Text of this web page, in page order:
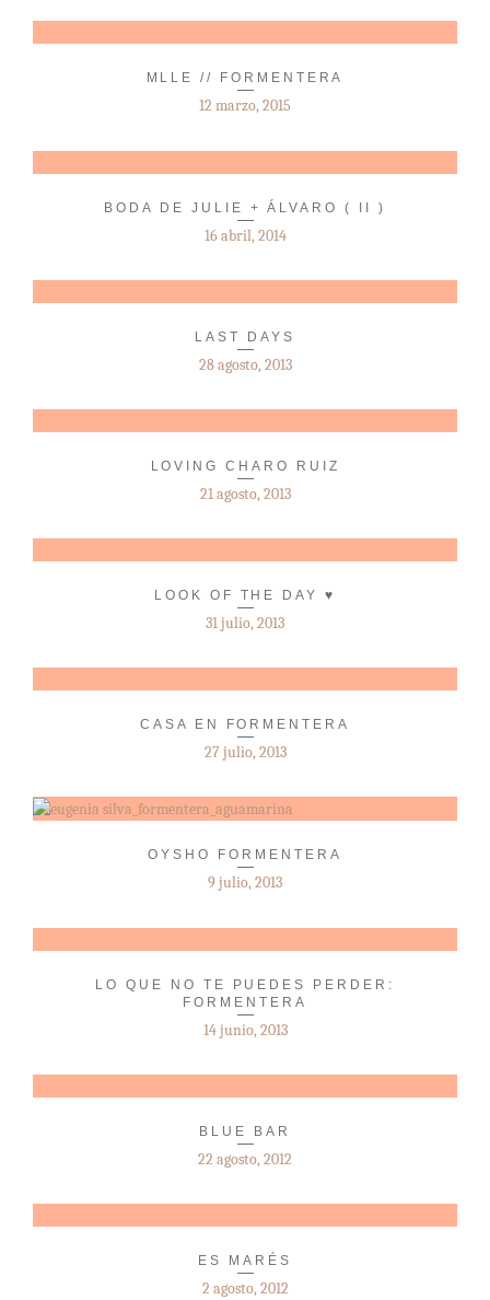
MLLE // FORMENTERA
12 marzo, 2015
BODA DE JULIE + ÁLVARO ( II )
16 abril, 2014
LAST DAYS
28 agosto, 2013
LOVING CHARO RUIZ
21 agosto, 2013
LOOK OF THE DAY ♥
31 julio, 2013
CASA EN FORMENTERA
27 julio, 2013
OYSHO FORMENTERA
9 julio, 2013
LO QUE NO TE PUEDES PERDER:
FORMENTERA
14 junio, 2013
BLUE BAR
22 agosto, 2012
ES MARÉS
2 agosto, 2012